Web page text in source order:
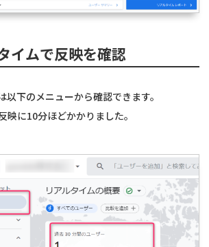
イムで反映を確認
以下のメニューから確認できます。
に10分ほどかかりました。